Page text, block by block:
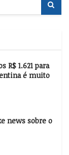
R$ 1.621 para
é muito
news sobre o